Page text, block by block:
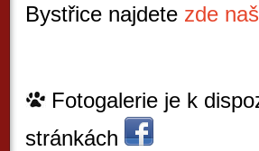
Bystřice najdete zde
Fotogalerie je k
stránkách